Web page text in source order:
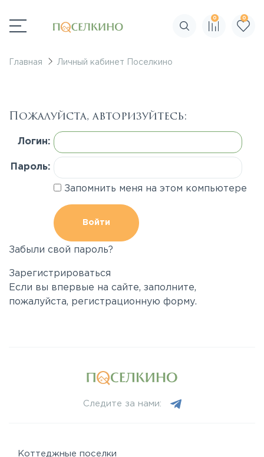
Поиск по сайту
0 0
Главная Личный кабинет Поселкино
Пожалуйста, авторизуйтесь:
Логин:
Пароль:
Запомнить меня на этом компьютере
Забыли свой пароль?
Зарегистрироваться
Если вы впервые на сайте, заполните,
пожалуйста, регистрационную форму.
Следите за нами:
Коттеджные поселки